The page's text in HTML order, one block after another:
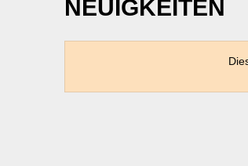
NEUIGKEITEN